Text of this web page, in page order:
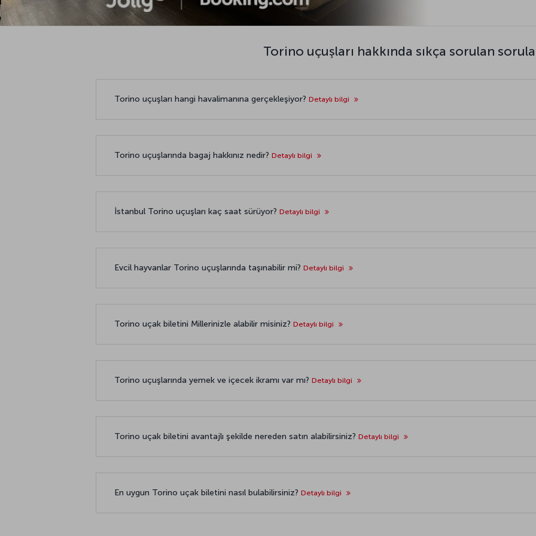
Torino uçuşları hakkında sıkça sorulan
Torino uçuşları hangi havalimanına gerçekleşiyor? Detaylı bilgi
Torino uçuşlarında bagaj hakkınız nedir? Detaylı bilgi
İstanbul Torino uçuşları kaç saat sürüyor? Detaylı bilgi
Evcil hayvanlar Torino uçuşlarında taşınabilir mi? Detaylı bilgi
Torino uçak biletini Millerinizle alabilir misiniz? Detaylı bilgi
Torino uçuşlarında yemek ve içecek ikramı var mı? Detaylı bilgi
Torino uçak biletini avantajlı şekilde nereden satın alabilirsiniz? Detaylı bilgi
En uygun Torino uçak biletini nasıl bulabilirsiniz? Detaylı bilgi